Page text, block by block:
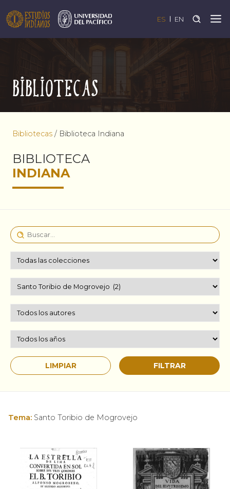
ES EN
Bibliotecas
Bibliotecas / Biblioteca Indiana
BIBLIOTECA
INDIANA
Tema: Santo Toribio de Mogrovejo